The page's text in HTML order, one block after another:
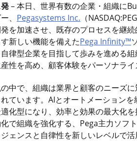
– 本日、世界有数の企業・組織に
、 Pegasystems Inc. （
を加速させ、既存のプロセスを継
新しい機能を備えたPega Infinity™
律型企業を目指して歩みを進める
性を高め、顧客体験をパーソナライ
中で、組織は業界と顧客のニーズ
ています。AIとオートメーションを
化型になり、効率と効果の最大化
で組織を強化する、Pega主力ソフ
ェンスと自律性を新しいレベルで活